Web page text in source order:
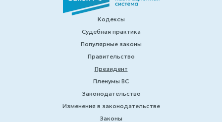
Кодексы
Судебная практика
Популярные законы
Правительство
Президент
Пленумы ВС
Законодательство
Изменения в законодательстве
Законы